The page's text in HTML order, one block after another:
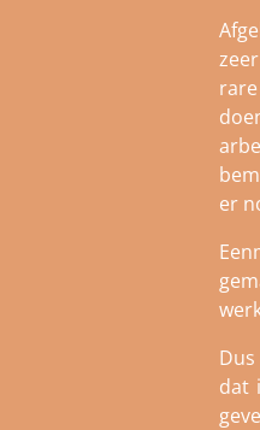
er
dat